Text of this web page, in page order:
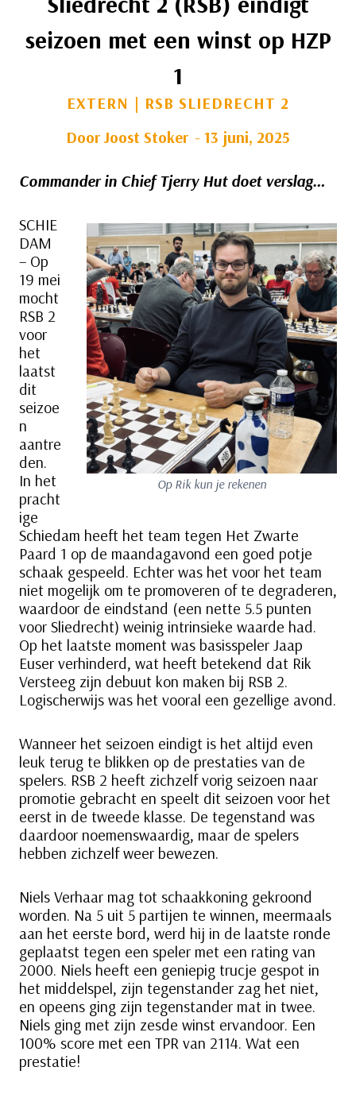
seizoen met een winst op HZP
1
EXTERN | RSB SLIEDRECHT 2
DoorJoost Stoker 13 juni, 2025
Commander in Chief Tjerry Hut doet verslag…
Op Rik kun je rekenen
SCHIE
DAM
– Op
19 mei
mocht
RSB 2
voor
het
laatst
dit
seizoe
n
aantre
den.
In het
pracht
ige
Schiedam heeft het team tegen Het Zwarte
Paard 1 op de maandagavond een goed potje
schaak gespeeld. Echter was het voor het team
niet mogelijk om te promoveren of te degraderen,
waardoor de eindstand (een nette 5.5 punten
voor Sliedrecht) weinig intrinsieke waarde had.
Op het laatste moment was basisspeler Jaap
Euser verhinderd, wat heeft betekend dat Rik
Versteeg zijn debuut kon maken bij RSB 2.
Logischerwijs was het vooral een gezellige avond.
Wanneer het seizoen eindigt is het altijd even
leuk terug te blikken op de prestaties van de
spelers. RSB 2 heeft zichzelf vorig seizoen naar
promotie gebracht en speelt dit seizoen voor het
eerst in de tweede klasse. De tegenstand was
daardoor noemenswaardig, maar de spelers
hebben zichzelf weer bewezen.
Niels Verhaar mag tot schaakkoning gekroond
worden. Na 5 uit 5 partijen te winnen, meermaals
aan het eerste bord, werd hij in de laatste ronde
geplaatst tegen een speler met een rating van
2000. Niels heeft een geniepig trucje gespot in
het middelspel, zijn tegenstander zag het niet,
en opeens ging zijn tegenstander mat in twee.
Niels ging met zijn zesde winst ervandoor. Een
100% score met een TPR van 2114. Wat een
prestatie!